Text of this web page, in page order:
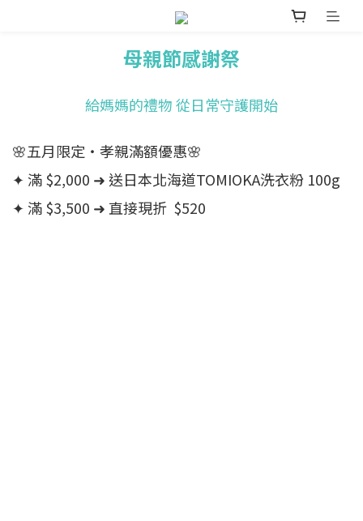
母親節感謝祭
給媽媽的禮物 從日常守護開始
🌸五月限定・孝親滿額優惠🌸
✦ 滿 $2,000 ➜ 送日本北海道TOMIOKA洗衣粉 100g
✦ 滿 $3,500 ➜ 直接現折 $520